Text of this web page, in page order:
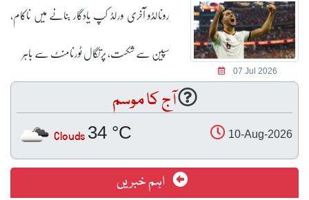
07 Jul 2026
رونالڈو آخری ورلڈ کپ یادگار بنانے میں ناکام،
سپین سے شکست، پرتگال ٹورنامنٹ سے باہر
آج کا موسم
10-Aug-2026
34 °C
Clouds
اہم خبریں